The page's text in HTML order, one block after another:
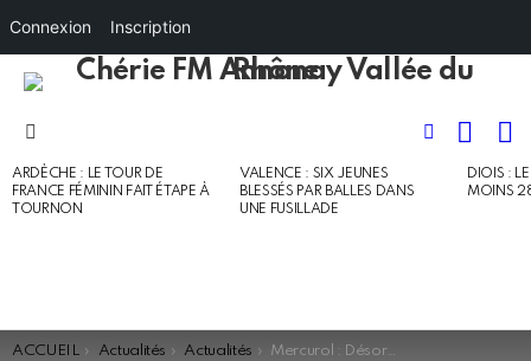
FOLLOW
DERNIERS
ARTICLES
ARDÈCHE : LE TOUR DE
FRANCE FÉMININ FAIT ÉTAPE À
TOURNON
VALENCE : SIX JEUNES
BLESSÉS PAR BALLES DANS
UNE FUSILLADE
DIOIS :
MOINS
You are here:
ACCUEIL Actualités Actualités Mercurol : Désorientée et à contresens sur l’A7
Connexion Inscription